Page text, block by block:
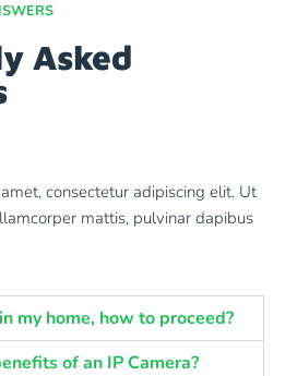
Asked
consectetur adipiscing elit. Ut
mattis, pulvinar dapibus
my home, how to proceed?
of an IP Camera?